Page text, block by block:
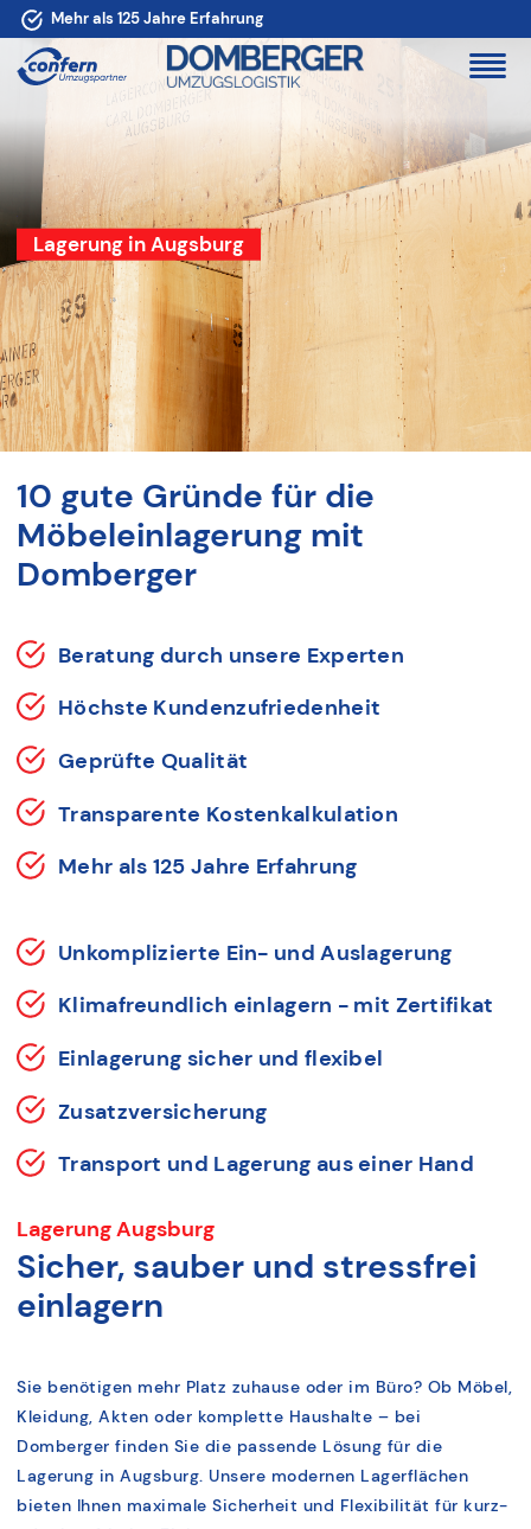
Mehr als 125 Jahre Erfahrung
Lagerung in Augsburg
10 gute Gründe für die
Möbeleinlagerung mit
Domberger
Beratung durch unsere Experten
Höchste Kundenzufriedenheit
Geprüfte Qualität
Transparente Kostenkalkulation
Mehr als 125 Jahre Erfahrung
Unkomplizierte Ein- und Auslagerung
Klimafreundlich einlagern - mit Zertifikat
Einlagerung sicher und flexibel
Zusatzversicherung
Transport und Lagerung aus einer Hand
Lagerung Augsburg
Sicher, sauber und stressfrei
einlagern
Sie benötigen mehr Platz zuhause oder im Büro? Ob Möbel,
Kleidung, Akten oder komplette Haushalte – bei
Domberger finden Sie die passende Lösung für die
Lagerung in Augsburg. Unsere modernen Lagerflächen
bieten Ihnen maximale Sicherheit und Flexibilität für kurz-